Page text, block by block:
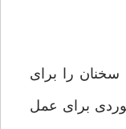
را برای
برای عمل